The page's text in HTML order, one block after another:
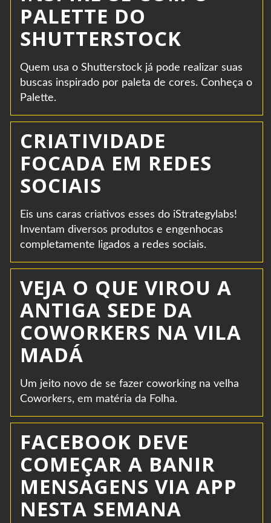
PALETTE DO
SHUTTERSTOCK
Quem usa o Shutterstock já pode realizar suas
buscas inspirado por paleta de cores. Conheça o
Palette.
CRIATIVIDADE
FOCADA EM REDES
SOCIAIS
Eis uns caras criativos esses do iStrategylabs!
Inventam diversos produtos e engenhocas
completamente ligados a redes sociais.
VEJA O QUE VIROU A
ANTIGA SEDE DA
COWORKERS NA VILA
MADÁ
Um jeito novo de se fazer coworking na velha
Coworkers, em matéria da Folha.
FACEBOOK DEVE
COMEÇAR A BANIR
MENSAGENS VIA APP
NESTA SEMANA